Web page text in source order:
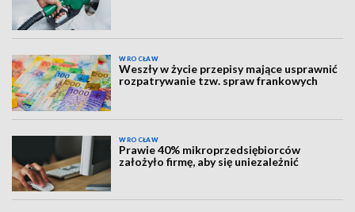
WROCŁAW
Weszły w życie przepisy mające usprawnić
rozpatrywanie tzw. spraw frankowych
WROCŁAW
Prawie 40% mikroprzedsiębiorców
założyło firmę, aby się uniezależnić